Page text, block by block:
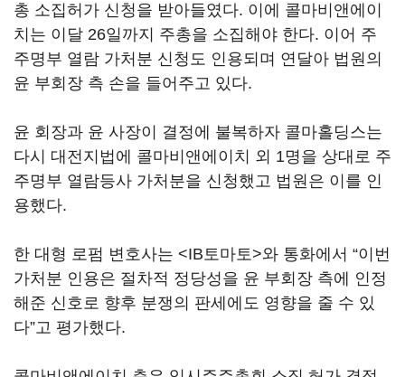
총 소집허가 신청을 받아들였다. 이에 콜마비앤에이
치는 이달 26일까지 주총을 소집해야 한다. 이어 주
주명부 열람 가처분 신청도 인용되며 연달아 법원의
윤 부회장 측 손을 들어주고 있다.
윤 회장과 윤 사장이 결정에 불복하자 콜마홀딩스는
다시 대전지법에 콜마비앤에이치 외 1명을 상대로 주
주명부 열람등사 가처분을 신청했고 법원은 이를 인
용했다.
한 대형 로펌 변호사는 <IB토마토>와 통화에서 “이번
가처분 인용은 절차적 정당성을 윤 부회장 측에 인정
해준 신호로 향후 분쟁의 판세에도 영향을 줄 수 있
다”고 평가했다.